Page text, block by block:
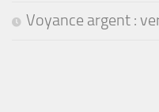
Voyance argent :